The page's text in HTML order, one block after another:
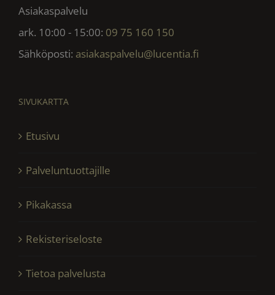
Asiakaspalvelu
ark. 10:00 - 15:00: 09 75 160 150
Sähköposti: asiakaspalvelu@lucentia.fi
SIVUKARTTA
Etusivu
Palveluntuottajille
Pikakassa
Rekisteriseloste
Tietoa palvelusta